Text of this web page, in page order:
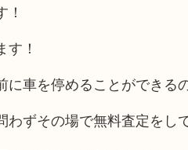
！
車を停めることができる
ずその場で無料査定をし